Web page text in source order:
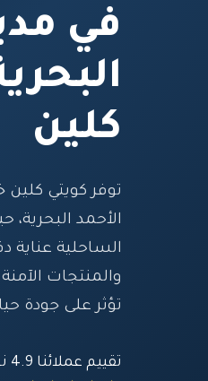
في
كلين
توفر كويتي
الأحمد
الساحلية عناية
والمنتجات
تؤثر على جودة
تقييم عملائنا 4.9 نجوم مع Google